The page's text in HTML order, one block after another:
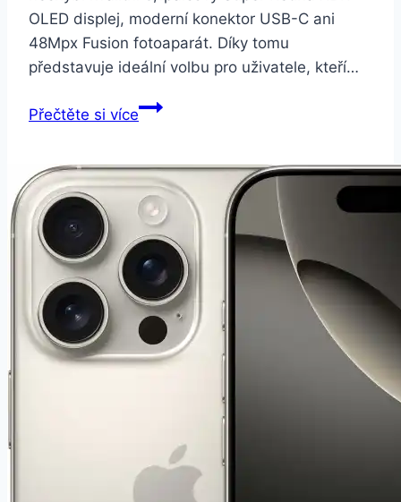
OLED displej, moderní konektor USB-C ani
48Mpx Fusion fotoaparát. Díky tomu
představuje ideální volbu pro uživatele, kteří…
Přečtěte si víceiPhone
bílý